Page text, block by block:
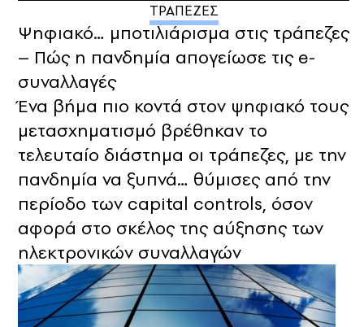
ΤΡΑΠΕΖΕΣ
Ψηφιακό… μποτιλιάρισμα στις τράπεζες
– Πώς η πανδημία απογείωσε τις e-
συναλλαγές
Ένα βήμα πιο κοντά στον ψηφιακό τους
μετασχηματισμό βρέθηκαν το
τελευταίο διάστημα οι τράπεζες, με την
πανδημία να ξυπνά… θύμισες από την
περίοδο των capital controls, όσον
αφορά στο σκέλος της αύξησης των
ηλεκτρονικών συναλλαγών